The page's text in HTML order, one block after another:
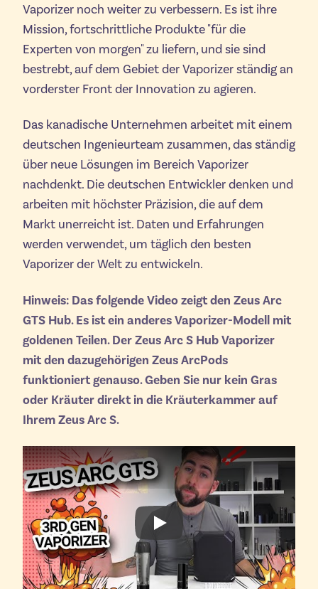
Vaporizer noch weiter zu verbessern. Es ist ihre
Mission, fortschrittliche Produkte "für die
Experten von morgen" zu liefern, und sie sind
bestrebt, auf dem Gebiet der Vaporizer ständig an
vorderster Front der Innovation zu agieren.
Das kanadische Unternehmen arbeitet mit einem
deutschen Ingenieurteam zusammen, das ständig
über neue Lösungen im Bereich Vaporizer
nachdenkt. Die deutschen Entwickler denken und
arbeiten mit höchster Präzision, die auf dem
Markt unerreicht ist. Daten und Erfahrungen
werden verwendet, um täglich den besten
Vaporizer der Welt zu entwickeln.
Hinweis: Das folgende Video zeigt den Zeus Arc
GTS Hub. Es ist ein anderes Vaporizer-Modell mit
goldenen Teilen. Der Zeus Arc S Hub Vaporizer
mit den dazugehörigen Zeus ArcPods
funktioniert genauso. Geben Sie nur kein Gras
oder Kräuter direkt in die Kräuterkammer auf
Ihrem Zeus Arc S.
Play